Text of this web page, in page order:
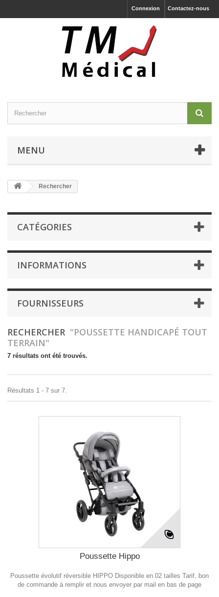
Contactez-nous
Connexion
MENU
Rechercher
CATÉGORIES
INFORMATIONS
FOURNISSEURS
RECHERCHER "POUSSETTE HANDICAPÉ TOUT
TERRAIN"
7 résultats ont été trouvés.
Résultats 1 - 7 sur 7.
Poussette Hippo
Poussette évolutif réversible HIPPO Disponible en 02 tailles Tarif, bon
de commande à remplir et nous envoyer par mail en bas de page